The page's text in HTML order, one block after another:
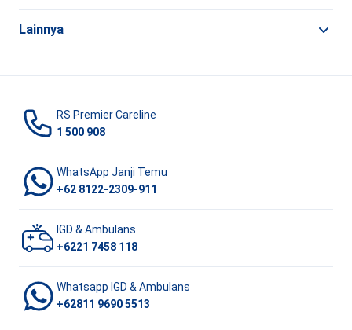
Lainnya
RS Premier Careline
1 500 908
WhatsApp Janji Temu
+62 8122-2309-911
IGD & Ambulans
+6221 7458 118
Whatsapp IGD & Ambulans
+62811 9690 5513